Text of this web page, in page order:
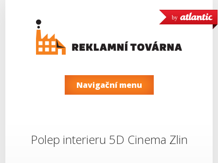
by
Navigační menu
Polep interieru 5D Cinema Zlin